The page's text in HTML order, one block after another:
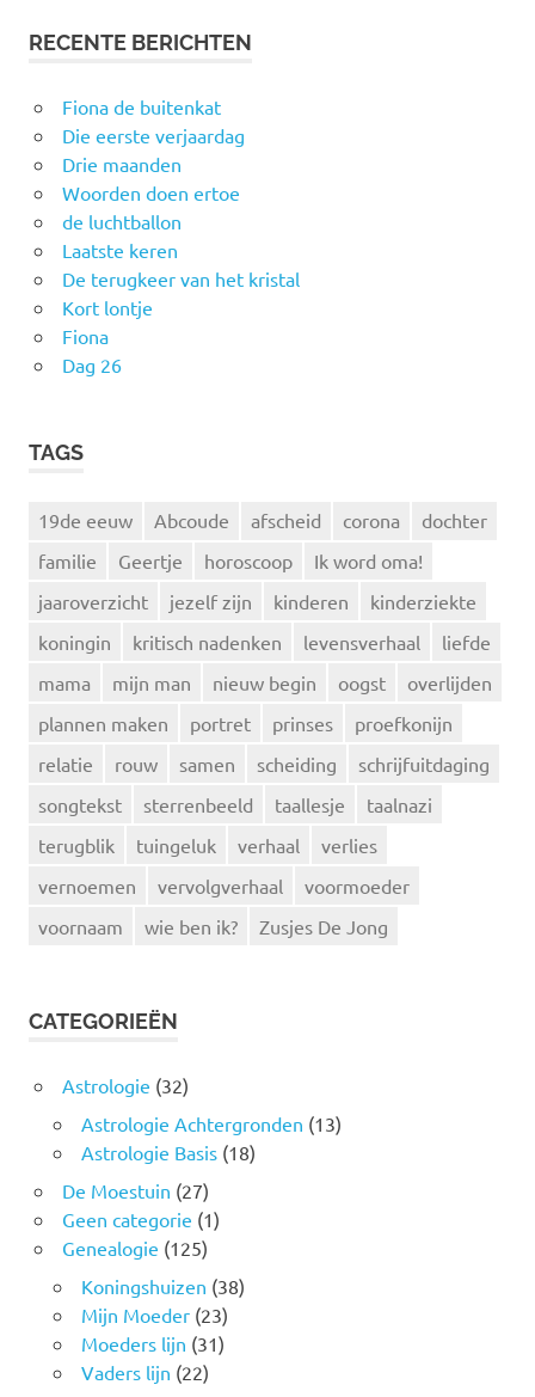
RECENTE BERICHTEN
Fiona de buitenkat
Die eerste verjaardag
Drie maanden
Woorden doen ertoe
de luchtballon
Laatste keren
De terugkeer van het kristal
Kort lontje
Fiona
Dag 26
TAGS
19de eeuw Abcoude afscheid corona
dochter
familie
Geertje horoscoop
Ik word oma!
jaaroverzicht
jezelf zijn kinderen
kinderziekte
koningin
kritisch nadenken levensverhaal
liefde
mama
mijn man nieuw begin oogst
overlijden
plannen maken
portret prinses
proefkonijn
relatie
rouw samen scheiding
schrijfuitdaging
songtekst
sterrenbeeld taallesje
taalnazi
terugblik
tuingeluk verhaal
verlies
vernoemen
vervolgverhaal
voormoeder
voornaam
wie ben ik? Zusjes De Jong
CATEGORIEËN
Astrologie (32)
Astrologie Achtergronden (13)
Astrologie Basis(18)
De Moestuin (27)
Geen categorie (1)
Genealogie (125)
Koningshuizen (38)
Mijn Moeder(23)
Moeders lijn (31)
Vaders lijn (22)